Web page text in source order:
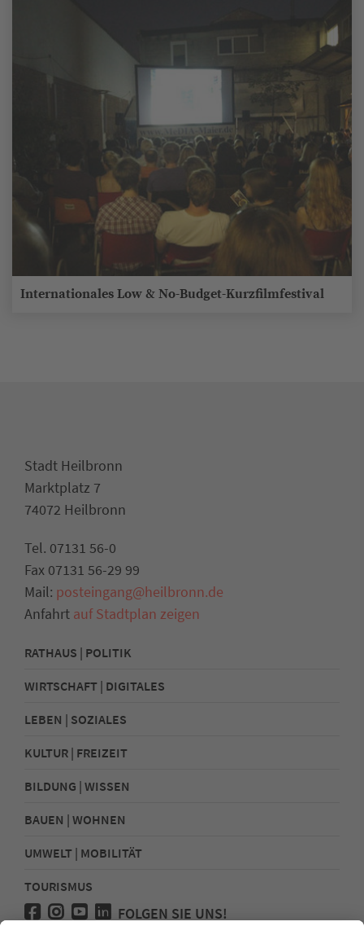
Internationales Low & No-Budget-Kurzfilmfestival
Stadt Heilbronn
Marktplatz 7
74072 Heilbronn
Tel. 07131 56-0
Fax 07131 56-29 99
Mail: posteingang@heilbronn.de
Anfahrt auf Stadtplan zeigen
RATHAUS | POLITIK
WIRTSCHAFT | DIGITALES
LEBEN | SOZIALES
KULTUR | FREIZEIT
BILDUNG | WISSEN
BAUEN | WOHNEN
UMWELT | MOBILITÄT
TOURISMUS
FOLGEN SIE UNS!